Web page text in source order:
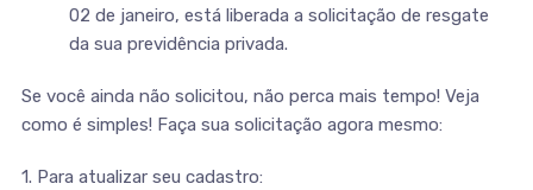
02 de janeiro, está liberada a solicitação de resgate
da sua previdência privada.
Se você ainda não solicitou, não perca mais tempo! Veja
como é simples! Faça sua solicitação agora mesmo:
1. Para atualizar seu cadastro: